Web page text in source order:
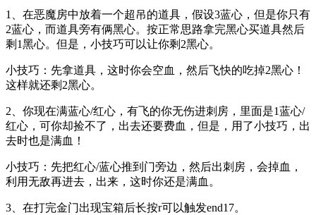
1、在恶魔房中放着一个超吊的道具，假设3蓝心，但是你只有
2蓝心，而道具旁有俩黑心。按正常思路拿完黑心买道具然后
剩1黑心。但是，小技巧可以让你剩2黑心。
小技巧：先拿道具，这时你会空血，然后飞快的吃掉2黑心！
这样就还剩2黑心。
2、你现在满蓝心/红心，有飞的你无伤进刺房，里面是1蓝心/
红心，可你却捡不了，出去还要费血，但是，用了小技巧，出
去时也是满血！
小技巧：先把红心/蓝心推到门旁边，然后出刺房，会掉血，
利用无敌再进去，出来，这时你还是满血。
3、在打完金门出现宝箱后长按r可以触发end17。